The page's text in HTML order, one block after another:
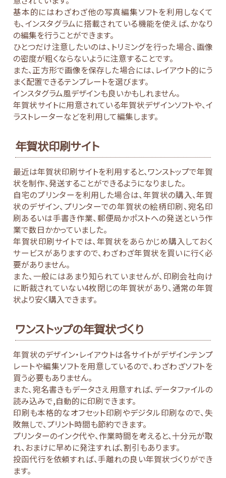
基本的にはわざわざ他の写真編集ソフトを利用しなくて
も、インスタグラムに搭載されている機能を使えば、かなり
の編集を行うことができます。
ひとつだけ注意したいのは、トリミングを行った場合、画像
の密度が粗くならないように注意することです。
また、正方形で画像を保存した場合には、レイアウト的にう
まく配置できるテンプレートを選びます。
インスタグラム風デザインも良いかもしれません。
年賀状サイトに用意されている年賀状デザインソフトや、イ
ラストレーターなどを利用して編集します。
年賀状印刷サイト
最近は年賀状印刷サイトを利用すると、ワンストップで年賀
状を制作、発送することができるようになりました。
自宅のプリンターを利用した場合は、年賀状の購入、年賀
状のデザイン、プリンターでの年賀状の絵柄印刷、宛名印
刷あるいは手書き作業、郵便局かポストへの発送という作
業で数日かかっていました。
年賀状印刷サイトでは、年賀状をあらかじめ購入しておく
サービスがありますので、わざわざ年賀状を買いに行く必
要がありません。
また、一般にはあまり知られていませんが、印刷会社向け
に断裁されていない4枚閉じの年賀状があり、通常の年賀
状より安く購入できます。
ワンストップの年賀状づくり
年賀状のデザイン・レイアウトは各サイトがデザインテンプ
レートや編集ソフトを用意しているので、わざわざソフトを
買う必要もありません。
また、宛名書きもデータさえ用意すれば、データファイルの
読み込みで,自動的に印刷できます。
印刷も本格的なオフセット印刷やデジタル印刷なので、失
敗無しで、プリント時間も節約できます。
プリンターのインク代や、作業時間を考えると、十分元が取
れ、おまけに早めに発注すれば、割引もあります。
投函代行を依頼すれば、手離れの良い年賀状づくりができ
ます。